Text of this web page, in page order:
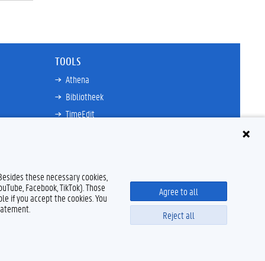
TOOLS
Athena
Bibliotheek
TimeEdit
Research Explorer
Toegankelijkheid © 2026 Universiteit Gent
these necessary cookies,
Facebook, TikTok). Those
if you accept the cookies. You
Agree to all
Reject all